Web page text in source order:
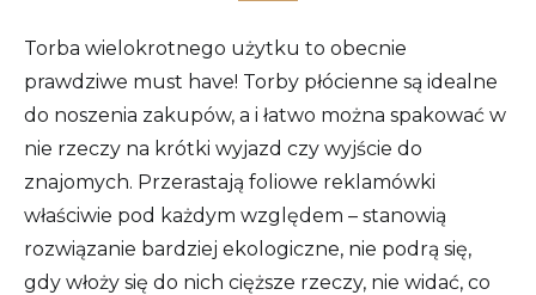
Torba wielokrotnego użytku to obecnie
prawdziwe must have! Torby płócienne są idealne
do noszenia zakupów, a i łatwo można spakować w
nie rzeczy na krótki wyjazd czy wyjście do
znajomych. Przerastają foliowe reklamówki
właściwie pod każdym względem – stanowią
rozwiązanie bardziej ekologiczne, nie podrą się,
gdy włoży się do nich cięższe rzeczy, nie widać, co